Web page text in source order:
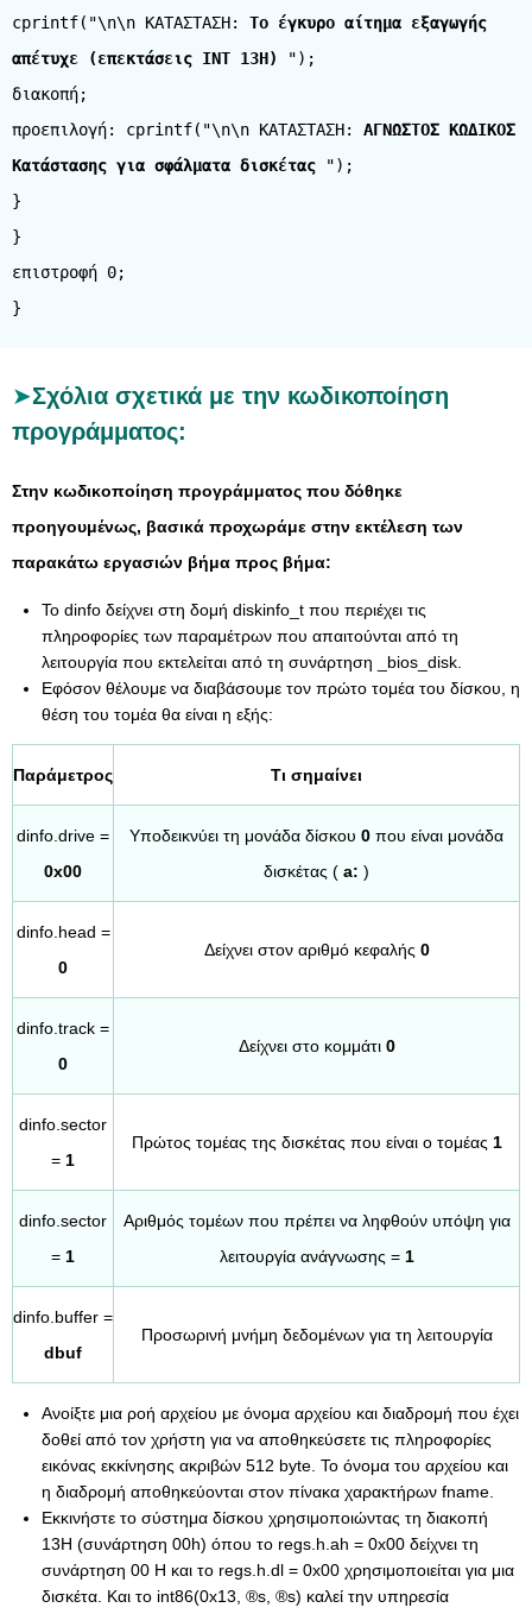
cprintf("\n\n ΚΑΤΑΣΤΑΣΗ: Το έγκυρο αίτημα εξαγωγής
απέτυχε (επεκτάσεις INT 13H)
");
διακοπή;
προεπιλογή: cprintf("\n\n ΚΑΤΑΣΤΑΣΗ: ΑΓΝΩΣΤΟΣ ΚΩΔΙΚΟΣ
Κατάστασης για σφάλματα δισκέτας ");
}
}
επιστροφή 0;
Σχόλια σχετικά με την κωδικοποίηση
προγράμματος:
Στην κωδικοποίηση προγράμματος που δόθηκε
προηγουμένως, βασικά προχωράμε στην εκτέλεση των
παρακάτω εργασιών βήμα προς βήμα:
Το dinfo δείχνει στη δομή diskinfo_t που περιέχει τις
πληροφορίες των παραμέτρων που απαιτούνται από τη
λειτουργία που εκτελείται από τη συνάρτηση _bios_disk.
Εφόσον θέλουμε να διαβάσουμε τον πρώτο τομέα του δίσκου, η
θέση του τομέα θα είναι η εξής:
Παράμετρος Τι σημαίνει
dinfo.drive =
0x00
Υποδεικνύει τη μονάδα δίσκου 0 που είναι μονάδα
δισκέτας ( a: )
dinfo.head =
0
Δείχνει στον αριθμό κεφαλής 0
dinfo.track =
0
Δείχνει στο κομμάτι 0
dinfo.sector
= 1
Πρώτος τομέας της δισκέτας που είναι ο τομέας 1
dinfo.sector
= 1
Αριθμός τομέων που πρέπει να ληφθούν υπόψη για
λειτουργία ανάγνωσης = 1
dinfo.buffer =
dbuf
Προσωρινή μνήμη δεδομένων για τη λειτουργία
Ανοίξτε μια ροή αρχείου με όνομα αρχείου και διαδρομή που έχει
δοθεί από τον χρήστη για να αποθηκεύσετε τις πληροφορίες
εικόνας εκκίνησης ακριβών 512 byte. Το όνομα του αρχείου και
η διαδρομή αποθηκεύονται στον πίνακα χαρακτήρων fname.
Εκκινήστε το σύστημα δίσκου χρησιμοποιώντας τη διακοπή
13H (συνάρτηση 00h) όπου το regs.h.ah = 0x00 δείχνει τη
συνάρτηση 00 H και το regs.h.dl = 0x00 χρησιμοποιείται για μια
δισκέτα. Και το int86(0x13, ®s, ®s) καλεί την υπηρεσία